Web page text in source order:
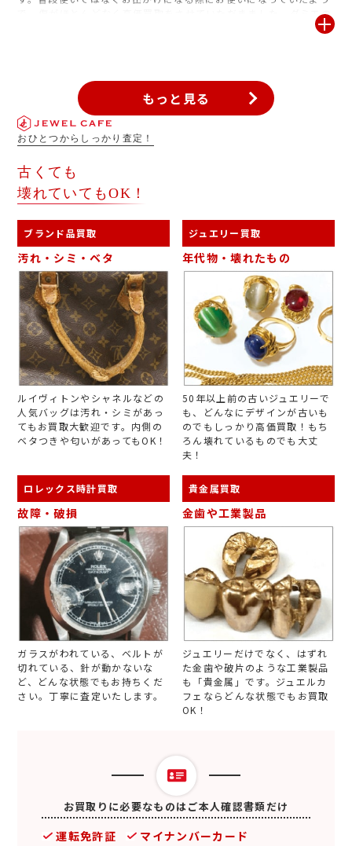
で、傷がほとんどなく高価買取をさせていただきました。ダミエの
ほかにも、モノグラム、エピ、ヴェルニなどのラインもお買取りし
もっと見る
おひとつからしっかり査定！
古くても
壊れていてもOK！
ブランド品買取
汚れ・シミ・ベタ
ルイヴィトンやシャネルなどの
人気バッグは汚れ・シミがあっ
てもお買取大歓迎です。内側の
ベタつきや匂いがあってもOK！
ジュエリー買取
年代物・壊れたもの
50年以上前の古いジュエリーで
も、どんなにデザインが古いも
のでもしっかり高価買取！もち
ろん壊れているものでも大丈
夫！
ロレックス時計買取
故障・破損
ガラスがわれている、ベルトが
切れている、針が動かないな
ど、どんな状態でもお持ちくだ
さい。丁寧に査定いたします。
貴金属買取
金歯や工業製品
ジュエリーだけでなく、はずれ
た金歯や破片のような工業製品
も「貴金属」です。ジュエルカ
フェならどんな状態でもお買取
OK！
お買取りに必要なものはご本人確認書類だけ
運転免許証
マイナンバーカード